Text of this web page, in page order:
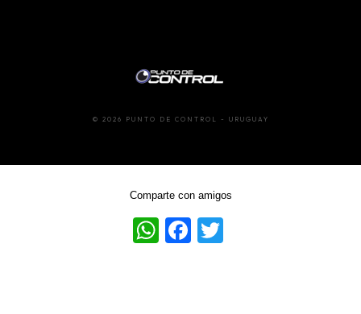
© 2026 PUNTO DE CONTROL - URUGUAY
Comparte con amigos
WhatsApp
Facebook